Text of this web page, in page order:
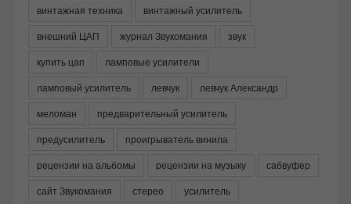
винтажная техника
винтажный усилитель
внешний ЦАП
журнал Звукомания
звук
купить цап
ламповые усилители
ламповый усилитель
левчук
левчук Александр
меломан
предварительный усилитель
предусилитель
проигрыватель винила
рецензии на альбомы
рецензии на музыку
сабвуфер
сайт Звукомания
стерео
усилитель